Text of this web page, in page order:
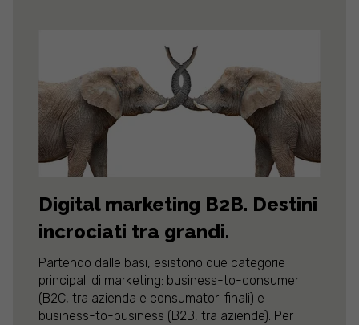
Digital marketing B2B. Destini
incrociati tra grandi.
Partendo dalle basi, esistono due categorie
principali di marketing: business-to-consumer
(B2C, tra azienda e consumatori finali) e
business-to-business (B2B, tra aziende). Per